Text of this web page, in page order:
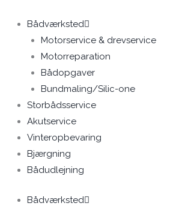
indholdet
Bådværksted
Motorservice & drevservice
Motorreparation
Bådopgaver
Bundmaling/Silic-one
Storbådsservice
Akutservice
Vinteropbevaring
Bjærgning
Bådudlejning
Bådværksted
oprindelige
pris
var:
kr. 119.900.
aktuelle
pris
er:
kr. 99.900.